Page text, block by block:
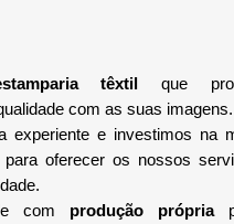
têxtil que
com as suas imagens.
experiente e investimos na
para oferecer os nossos
com produção própria